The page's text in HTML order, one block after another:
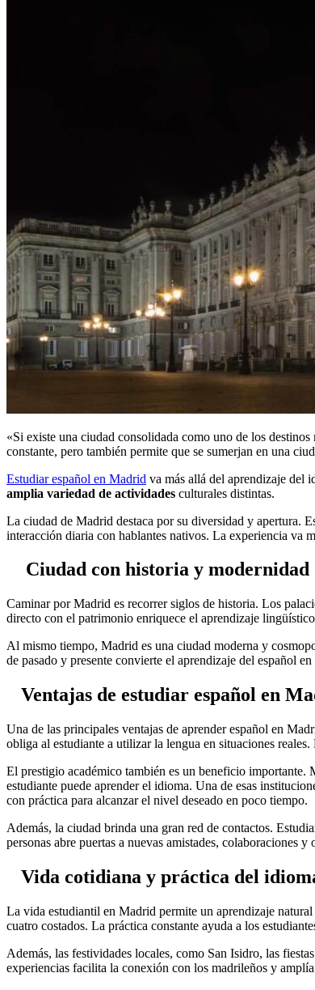
«Si existe una ciudad consolidada como uno de los
constante, pero también permite que se sumerjan en una
Estudiar español en Madrid va más allá del aprendizaje del
amplia variedad de actividades culturales distintas.
La ciudad de Madrid destaca por su diversidad y apertura.
interacción diaria con hablantes nativos. La experiencia va
Ciudad con historia y modernidad
Caminar por Madrid es recorrer siglos de historia. Los
directo con el patrimonio enriquece el aprendizaje
Al mismo tiempo, Madrid es una ciudad moderna y
de pasado y presente convierte el aprendizaje del español
Ventajas de estudiar español en
Una de las principales ventajas de aprender español en
obliga al estudiante a utilizar la lengua en situaciones
El prestigio académico también es un beneficio
estudiante puede aprender el idioma. Una de esas
con práctica para alcanzar el nivel deseado en poco tiempo.
Además, la ciudad brinda una gran red de contactos.
personas abre puertas a nuevas amistades, colaboraciones
Vida cotidiana y práctica del
La vida estudiantil en Madrid permite un aprendizaje
cuatro costados. La práctica constante ayuda a los
Además, las festividades locales, como San Isidro, las
experiencias facilita la conexión con los madrileños y